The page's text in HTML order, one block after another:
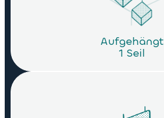
Aufgehängt
1 Seil